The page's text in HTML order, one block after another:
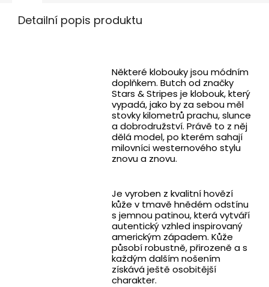
Detailní popis produktu
Některé klobouky jsou módním
doplňkem. Butch od značky
Stars & Stripes je klobouk, který
vypadá, jako by za sebou měl
stovky kilometrů prachu, slunce
a dobrodružství. Právě to z něj
dělá model, po kterém sahají
milovníci westernového stylu
znovu a znovu.
Je vyroben z kvalitní hovězí
kůže v tmavě hnědém odstínu
s jemnou patinou, která vytváří
autentický vzhled inspirovaný
americkým západem. Kůže
působí robustně, přirozeně a s
každým dalším nošením
získává ještě osobitější
charakter.